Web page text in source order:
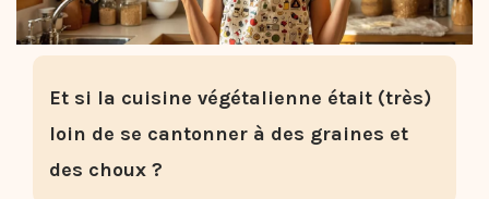
Et si la cuisine végétalienne était (très)
loin de se cantonner à des graines et
des choux ?